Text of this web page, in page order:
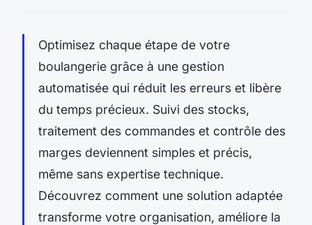
Optimisez chaque étape de votre
boulangerie grâce à une gestion
automatisée qui réduit les erreurs et libère
du temps précieux. Suivi des stocks,
traitement des commandes et contrôle des
marges deviennent simples et précis,
même sans expertise technique.
Découvrez comment une solution adaptée
transforme votre organisation, améliore la